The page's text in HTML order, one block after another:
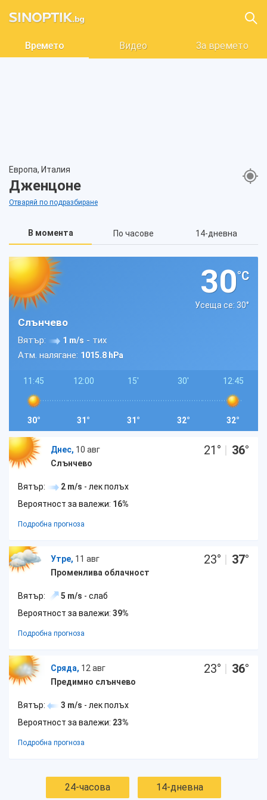
Времето Видео За времето
Европа, Италия
Дженцоне
Отваряй по подразбиране
В момента По часове 14-дневна
30°C
Усеща се: 30°
Слънчево
Вятър: 1 m/s - тих
Атм. налягане: 1015.8 hPa
11:45
30°
12:00
31°
15'
31°
30'
32°
12:45
32°
Днес, 10 авг
Слънчево
21 ° | 36°
Вятър: 2 m/s - лек полъх
Вероятност за валежи: 16%
Подробна прогноза
Утре, 11 авг
Променлива облачност
23° | 37°
Вятър: 5 m/s - слаб
Вероятност за валежи: 39%
Подробна прогноза
Сряда, 12 авг
Предимно слънчево
23° | 36°
Вятър: 3 m/s - лек полъх
Вероятност за валежи: 23%
Подробна прогноза
24-часова 14-дневна